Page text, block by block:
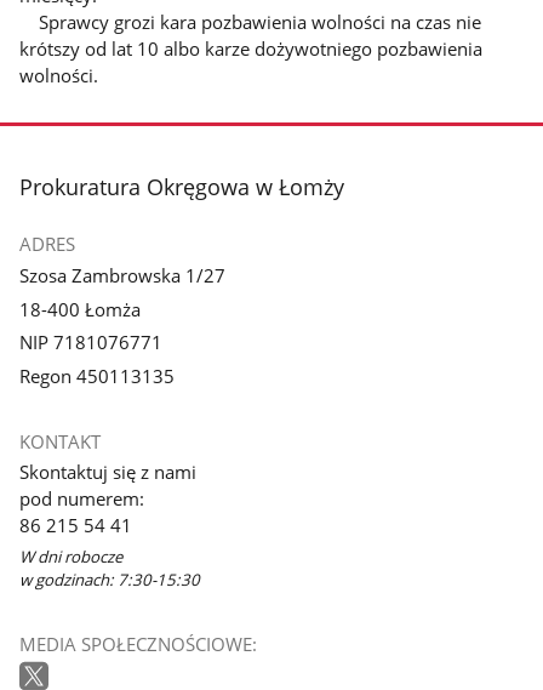
Sprawcy grozi kara pozbawienia wolności na czas nie
krótszy od lat 10 albo karze dożywotniego pozbawienia
wolności.
stopka
Prokuratura Okręgowa w Łomży
ADRES
Szosa Zambrowska 1/27
18-400 Łomża
NIP 7181076771
Regon 450113135
KONTAKT
Skontaktuj się z nami
pod numerem:
86 215 54 41
W dni robocze
w godzinach: 7:30-15:30
MEDIA SPOŁECZNOŚCIOWE: